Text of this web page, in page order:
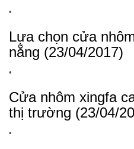
•
Lựa chọn cửa
nẵng (23/04/2017)
•
Cửa nhôm xingfa
thị trường (23/04/
•